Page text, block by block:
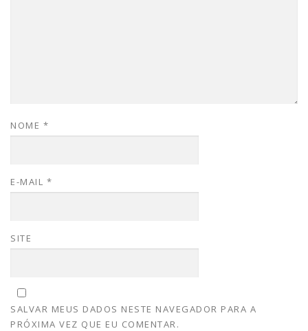
NOME *
E-MAIL *
SITE
SALVAR MEUS DADOS NESTE NAVEGADOR PARA A
PRÓXIMA VEZ QUE EU COMENTAR.